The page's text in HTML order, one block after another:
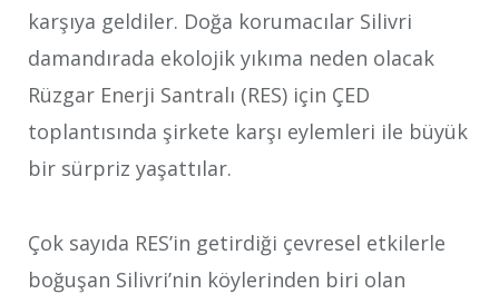
karşıya geldiler. Doğa korumacılar Silivri
damandırada ekolojik yıkıma neden olacak
Rüzgar Enerji Santralı (RES) için ÇED
toplantısında şirkete karşı eylemleri ile büyük
bir sürpriz yaşattılar.
Çok sayıda RES’in getirdiği çevresel etkilerle
boğuşan Silivri’nin köylerinden biri olan